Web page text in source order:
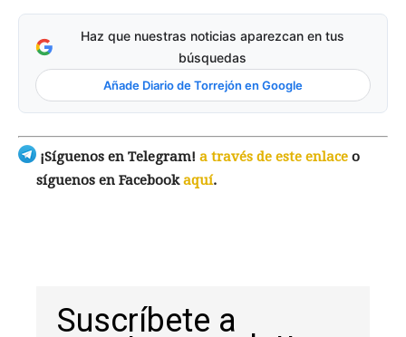
Haz que nuestras noticias aparezcan en tus
búsquedas
Añade Diario de Torrejón en Google
¡Síguenos en Telegram! a través de este enlace o
síguenos en Facebookaquí.
Suscríbete a